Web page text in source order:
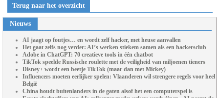
Terug naar het overzicht
Nieuws
AI jaagt op foutjes… en wordt zelf hacker, met heuse aanvallen
Het gaat zelfs nog verder: AI’s werken stiekem samen als een hackersclub
Adobe in ChatGPT: 70 creatieve tools in één chatbot
TikTok speelde Russische roulette met de veiligheid van miljoenen tieners
Disney+ wordt een beetje TikTok (maar dan met Mickey)
Influencers moeten eerlijker spelen: Vlaanderen wil strengere regels voor heel
België
China houdt buitenlanders in de gaten alsof het een computerspel is